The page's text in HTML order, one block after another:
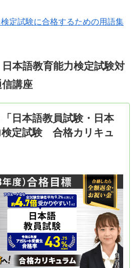
定試験に合格するための用語集
本語教育能力検定試験対
講座
日本語教員試験・日本
検定試験 合格カリキュ